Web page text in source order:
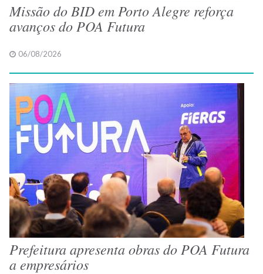
Missão do BID em Porto Alegre reforça
avanços do POA Futura
06/08/2026
Prefeitura apresenta obras do POA Futura
a empresários